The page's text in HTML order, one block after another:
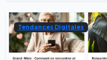
Tendances Digitales